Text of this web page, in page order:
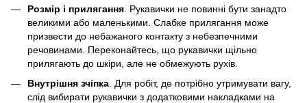
Розмір і прилягання. Рукавички не повинні бути занадто
великими або маленькими. Слабке прилягання може
призвести до небажаного контакту з небезпечними
речовинами. Переконайтесь, що рукавички щільно
прилягають до шкіри, але не обмежують рухів.
Внутрішня зчіпка . Для робіт, де потрібно утримувати вагу,
слід вибирати рукавички з додатковими накладками на